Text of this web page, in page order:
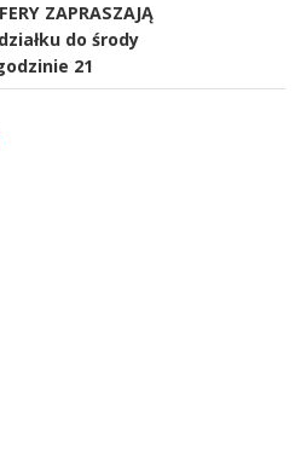
ZAPRASZAJĄ
do środy
21